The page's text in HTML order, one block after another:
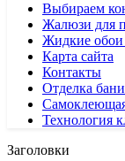
Выбираем
Жалюзи для
Жидкие обои
Карта сайта
Контакты
Отделка бани
Технология
Заголовки